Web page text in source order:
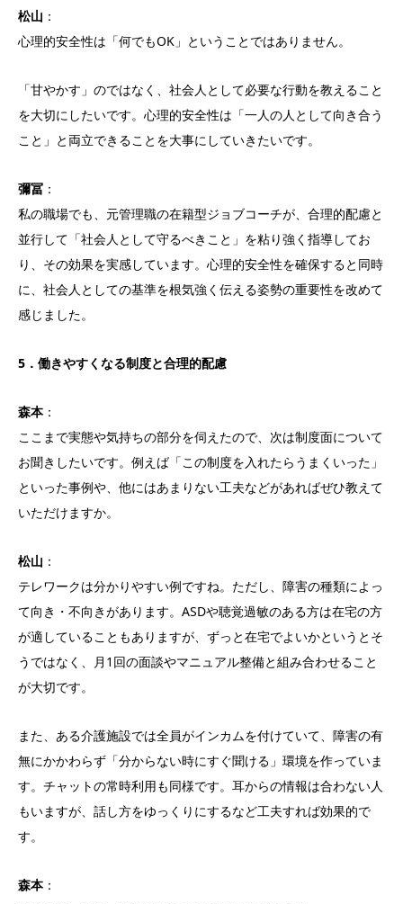
松山 ：
心理的安全性は「何でもOK」ということではありません。
「甘やかす」のではなく、社会人として必要な行動を教えること
を大切にしたいです。心理的安全性は「一人の人として向き合う
こと」と両立できることを大事にしていきたいです。
彌冨 ：
私の職場でも、元管理職の在籍型ジョブコーチが、合理的配慮と
並行して「社会人として守るべきこと」を粘り強く指導してお
り、その効果を実感しています。心理的安全性を確保すると同時
に、社会人としての基準を根気強く伝える姿勢の重要性を改めて
感じました。
5．働きやすくなる制度と合理的配慮
森本：
ここまで実態や気持ちの部分を伺えたので、次は制度面について
お聞きしたいです。例えば「この制度を入れたらうまくいった」
といった事例や、他にはあまりない工夫などがあればぜひ教えて
いただけますか。
松山 ：
テレワークは分かりやすい例ですね。ただし、障害の種類によっ
て向き・不向きがあります。ASDや聴覚過敏のある方は在宅の方
が適していることもありますが、ずっと在宅でよいかというとそ
うではなく、月1回の面談やマニュアル整備と組み合わせること
が大切です。
また、ある介護施設では全員がインカムを付けていて、障害の有
無にかかわらず「分からない時にすぐ聞ける」環境を作っていま
す。チャットの常時利用も同様です。耳からの情報は合わない人
もいますが、話し方をゆっくりにするなど工夫すれば効果的で
す。
森本：